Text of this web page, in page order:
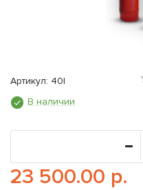
Артикул: 40l
В наличии
23 500.00 р.